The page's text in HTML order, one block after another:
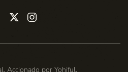
Accionado por Yohiful.